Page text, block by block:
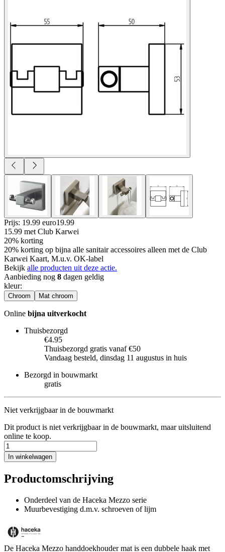
Prijs: 19.99 euro19.99
15.99 met Club Karwei
20% korting
20% korting op bijna alle sanitair accessoires alleen met de Club
Karwei Kaart, M.u.v. OK-label
Bekijk alle producten uit deze actie.
Aanbieding nog 8 dagen geldig
kleur:
Chroom Mat chroom
Online bijna uitverkocht
Thuisbezorgd
€4.95
Thuisbezorgd gratis vanaf €50
Vandaag besteld, dinsdag 11 augustus in huis
Bezorgd in bouwmarkt
gratis
Niet verkrijgbaar in de bouwmarkt
Dit product is niet verkrijgbaar in de bouwmarkt, maar uitsluitend
online te koop.
In winkelwagen
Productomschrijving
Onderdeel van de Haceka Mezzo serie
Muurbevestiging d.m.v. schroeven of lijm
De Haceka Mezzo handdoekhouder mat is een dubbele haak met